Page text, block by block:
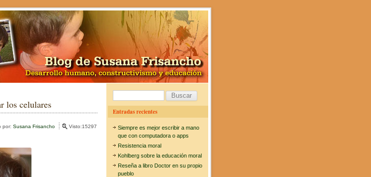
los celulares
por: Susana Frisancho
Visto:15297
u
a
Entradas recientes
Siempre es mejor escribir a mano
que con computadora o apps
Resistencia moral
Kohlberg sobre la educación moral
Reseña a libro Doctor en su propio
pueblo